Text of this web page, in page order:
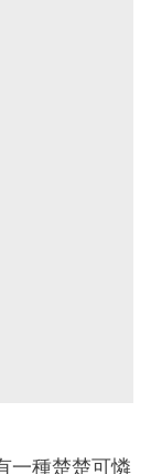
一種楚楚可憐